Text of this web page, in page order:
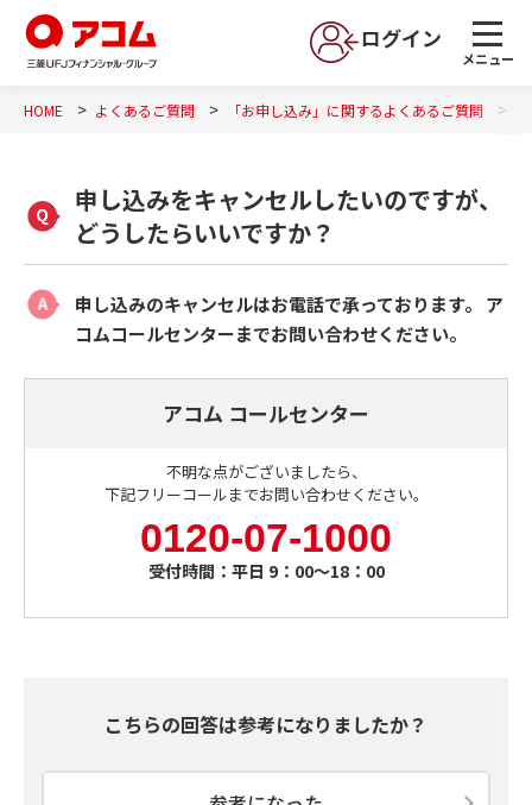
ログイン
メニュー
HOME よくあるご質問 「お申し込み」に関するよくあるご質問
申し込みをキャンセルしたいのですが、
どうしたらいいですか？
申し込みのキャンセルはお電話で承っております。 ア
コムコールセンターまでお問い合わせください。
アコム コールセンター
不明な点がございましたら、
下記フリーコールまでお問い合わせください。
0120-07-1000
受付時間：平日 9：00～18：00
こちらの回答は参考になりましたか？